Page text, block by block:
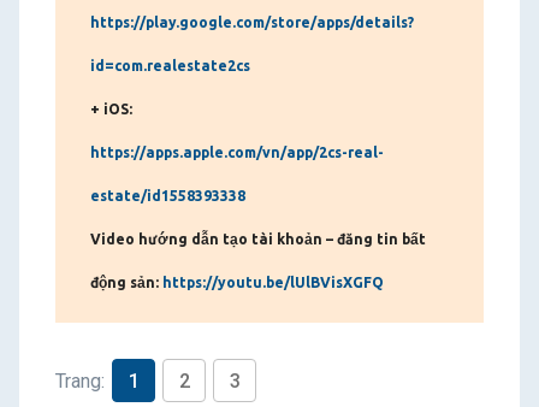
https://play.google.com/store/apps/details?
id=com.realestate2cs
+ iOS:
https://apps.apple.com/vn/app/2cs-real-
estate/id1558393338
Video hướng dẫn tạo tài khoản – đăng tin bất
động sản: https://youtu.be/lUlBVisXGFQ
Trang: 1 2 3